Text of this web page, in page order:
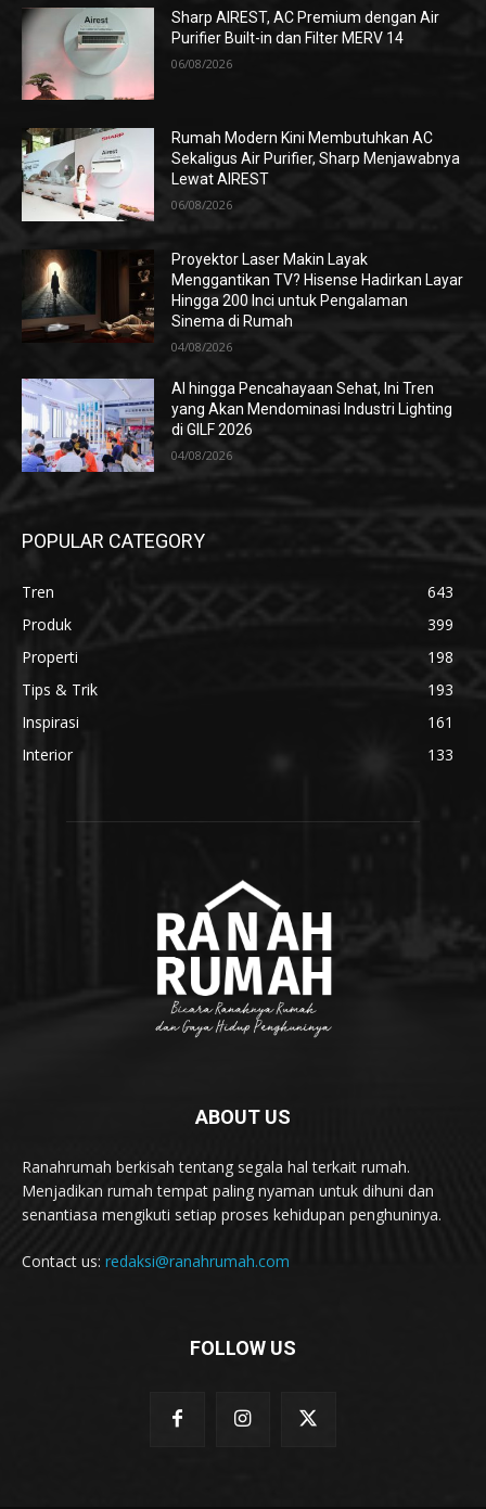
Sharp AIREST, AC Premium dengan Air
Purifier Built-in dan Filter MERV 14
06/08/2026
Rumah Modern Kini Membutuhkan AC
Sekaligus Air Purifier, Sharp Menjawabnya
Lewat AIREST
06/08/2026
Proyektor Laser Makin Layak
Menggantikan TV? Hisense Hadirkan Layar
Hingga 200 Inci untuk Pengalaman
Sinema di Rumah
04/08/2026
AI hingga Pencahayaan Sehat, Ini Tren
yang Akan Mendominasi Industri Lighting
di GILF 2026
04/08/2026
POPULAR CATEGORY
Tren
643
Produk
399
Properti
198
Tips & Trik
193
Inspirasi
161
Interior
133
ABOUT US
Ranahrumah berkisah tentang segala hal terkait rumah.
Menjadikan rumah tempat paling nyaman untuk dihuni dan
senantiasa mengikuti setiap proses kehidupan penghuninya.
Contact us: redaksi@ranahrumah.com
FOLLOW US